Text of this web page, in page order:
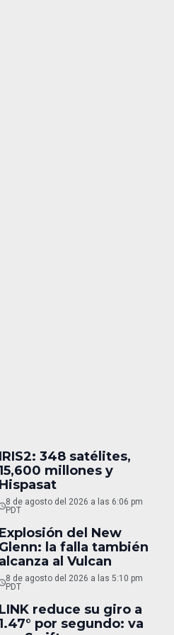
IRIS2: 348 satélites,
millones y
Hispasat
8 de agosto del 2026 a las 6:06 pm
PDT
Explosión del New
Glenn: la falla también
alcanza al Vulcan
8 de agosto del 2026 a las 5:10 pm
PDT
LINK reduce su giro a
por segundo: va